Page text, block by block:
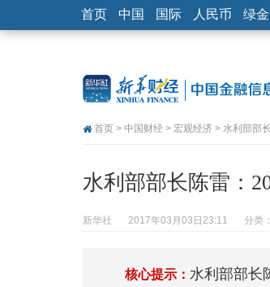
首页 中国 国际 人民币 绿金
首页 > 中国财经 > 宏观经济 > 水利部部
水利部部长陈雷：
新华社 2017年03月03日23:11 分类：
核心提示： 水利部部长